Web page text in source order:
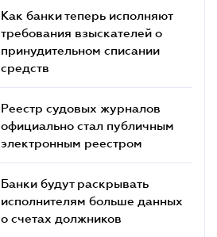
Как банки теперь исполняют
требования взыскателей о
принудительном списании
средств
Реестр судовых журналов
официально стал публичным
электронным реестром
Банки будут раскрывать
исполнителям больше данных
о счетах должников